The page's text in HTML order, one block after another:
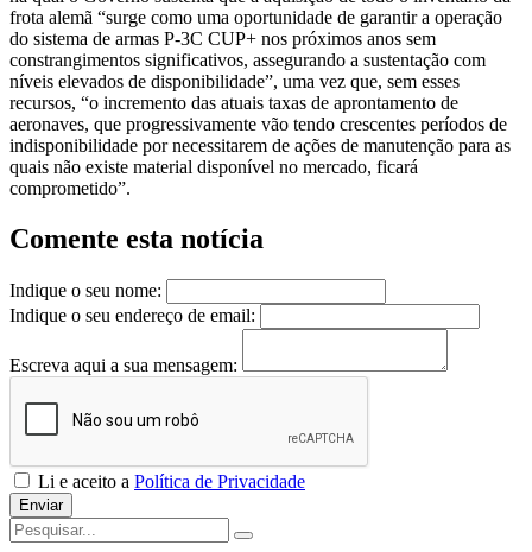
frota alemã “surge como uma oportunidade de garantir a operação
do sistema de armas P-3C CUP+ nos próximos anos sem
constrangimentos significativos, assegurando a sustentação com
níveis elevados de disponibilidade”, uma vez que, sem esses
recursos, “o incremento das atuais taxas de aprontamento de
aeronaves, que progressivamente vão tendo crescentes períodos de
indisponibilidade por necessitarem de ações de manutenção para as
quais não existe material disponível no mercado, ficará
comprometido”.
Comente esta notícia
Indique o seu nome:
Indique o seu endereço de email:
Escreva aqui a sua mensagem:
Li e aceito a Política de Privacidade
Enviar